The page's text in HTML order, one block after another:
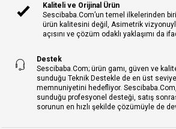
Kaliteli ve Orijinal Ürün
Sescibaba.Com’un temel ilkelerinden
ürün kalitesini değil, Asimetrik
açısını ve çözüm odaklı yaklaşımı da
Destek
Sescibaba.Com; ürün gamı, güven ve kalite
sunduğu Teknik Destekle de en üst
memnuniyetini hedefliyor.
sunduğu profesyonel desteği, satış
sorunun en hızlı şekilde çözümüyle de